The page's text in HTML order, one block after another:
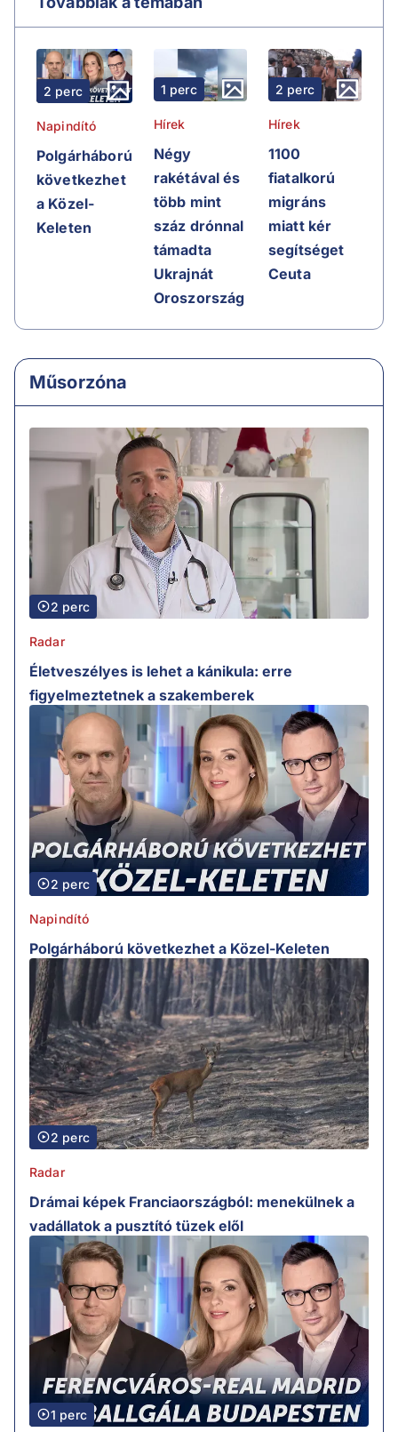
2 perc
Napindító
Polgárháború
következhet
a Közel-
Keleten
1 perc
Hírek
Négy
rakétával és
több mint
száz drónnal
támadta
Ukrajnát
Oroszország
2 perc
Hírek
1100
fiatalkorú
migráns
miatt kér
segítséget
Ceuta
Műsorzóna
2 perc
Radar
Életveszélyes is lehet a kánikula: erre
figyelmeztetnek a szakemberek
2 perc
Napindító
Polgárháború következhet a Közel-Keleten
2 perc
Radar
Drámai képek Franciaországból: menekülnek a
vadállatok a pusztító tüzek elől
1 perc